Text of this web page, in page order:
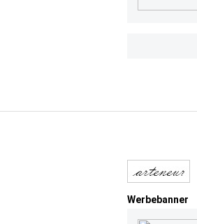
Werbebanner